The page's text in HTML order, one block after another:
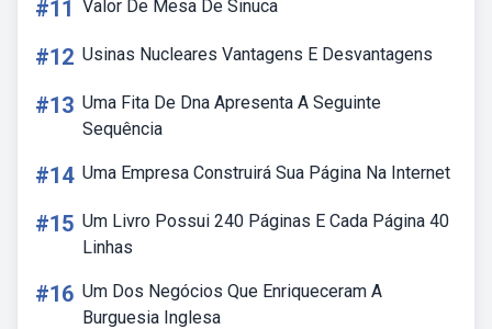
#11 Valor De Mesa De Sinuca
#12 Usinas Nucleares Vantagens E Desvantagens
#13 Uma Fita De Dna Apresenta A Seguinte
Sequência
#14 Uma Empresa Construirá Sua Página Na Internet
#15 Um Livro Possui 240 Páginas E Cada Página 40
Linhas
#16 Um Dos Negócios Que Enriqueceram A
Burguesia Inglesa